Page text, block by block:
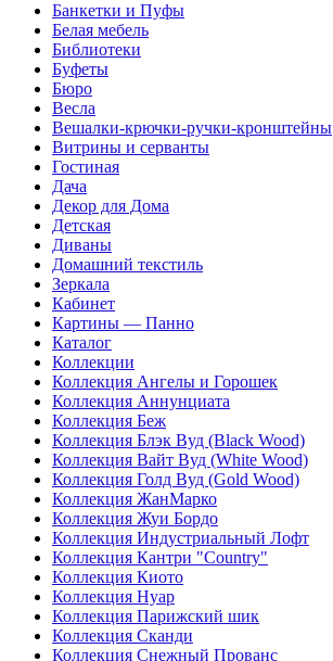
Банкетки и Пуфы
Белая мебель
Библиотеки
Буфеты
Бюро
Весла
Вешалки-крючки-ручки-кронштейны
Витрины и серванты
Гостиная
Дача
Декор для Дома
Детская
Диваны
Домашний текстиль
Зеркала
Кабинет
Картины — Панно
Каталог
Коллекции
Коллекция Ангелы и Горошек
Коллекция Аннунциата
Коллекция Беж
Коллекция Блэк Вуд (Black Wood)
Коллекция Вайт Вуд (White Wood)
Коллекция Голд Вуд (Gold Wood)
Коллекция ЖанМарко
Коллекция Жуи Бордо
Коллекция Индустриальный Лофт
Коллекция Кантри "Country"
Коллекция Киото
Коллекция Нуар
Коллекция Парижский шик
Коллекция Сканди
Коллекция Снежный Прованс